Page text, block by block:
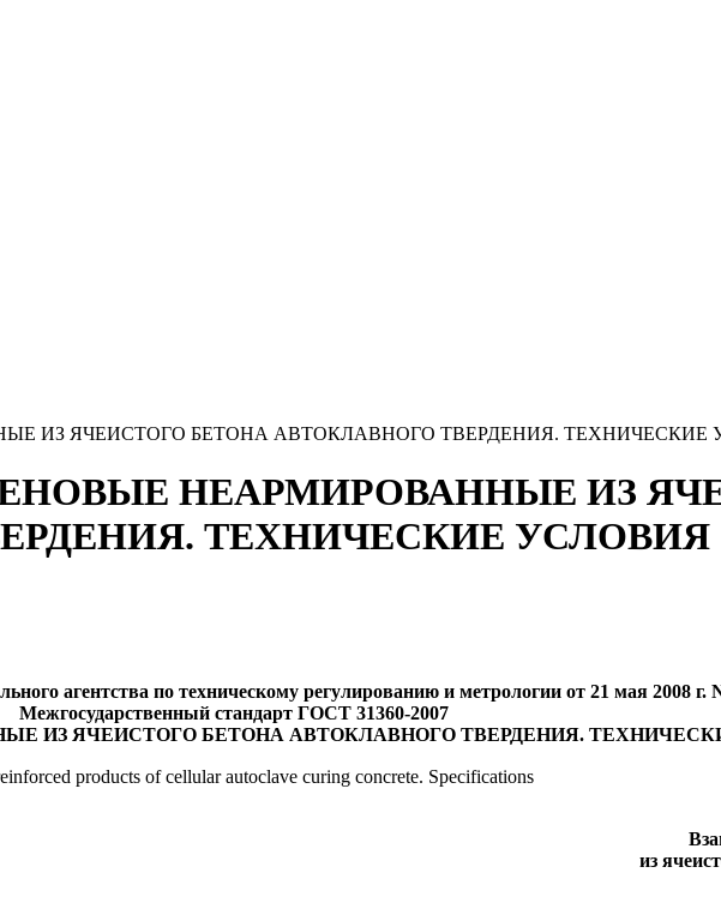
ИЗ ЯЧЕИСТОГО БЕТОНА АВТОКЛАВНОГО ТВЕРДЕНИЯ. ТЕХНИЧЕСКИЕ
НЕАРМИРОВАННЫЕ ИЗ
ТЕХНИЧЕСКИЕ УСЛОВИЯ
агентства по техническому регулированию и метрологии от 21 мая 2008 г.
Межгосударственный стандарт ГОСТ 31360-2007
ИЗ ЯЧЕИСТОГО БЕТОНА АВТОКЛАВНОГО ТВЕРДЕНИЯ.
products of cellular autoclave curing concrete. Specifications
из